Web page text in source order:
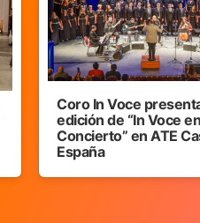
Coro In Voce
edición de “In Voce en
Concierto” en ATE
España